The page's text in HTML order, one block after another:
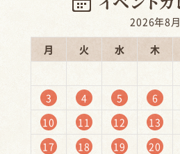
2026年8月
月
火 水 木
3
4 5 6
10
11 12 13
17
18 19 20